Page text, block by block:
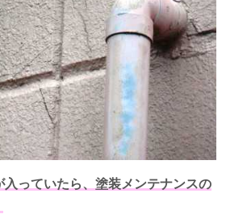
っていたら、塗装メンテナンスの